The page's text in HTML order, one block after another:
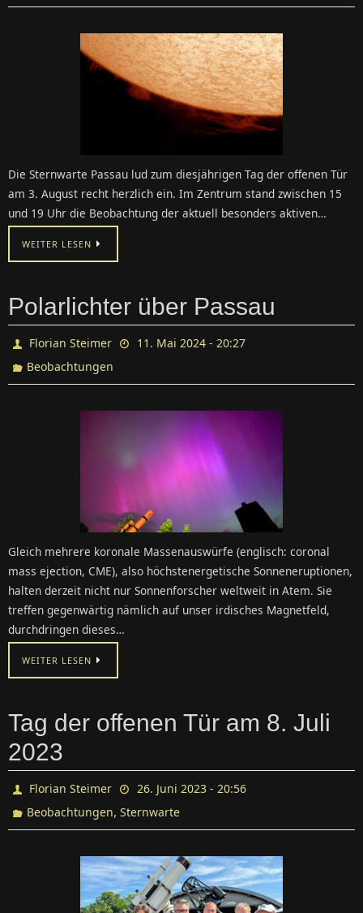
Die Sternwarte Passau lud zum diesjährigen Tag der offenen Tür
am 3. August recht herzlich ein. Im Zentrum stand zwischen 15
und 19 Uhr die Beobachtung der aktuell besonders aktiven…
WEITER LESEN
Polarlichter über Passau
Florian Steimer
11. Mai 2024 - 20:27
Beobachtungen
Gleich mehrere koronale Massenauswürfe (englisch: coronal
mass ejection, CME), also höchstenergetische Sonneneruptionen,
halten derzeit nicht nur Sonnenforscher weltweit in Atem. Sie
treffen gegenwärtig nämlich auf unser irdisches Magnetfeld,
durchdringen dieses…
WEITER LESEN
Tag der offenen Tür am 8. Juli
2023
Florian Steimer
26. Juni 2023 - 20:56
Beobachtungen,Sternwarte